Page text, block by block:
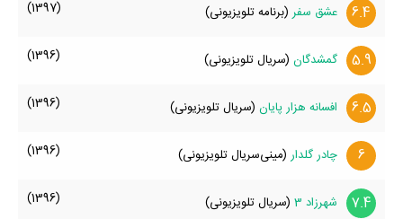
6.4 عشق سفر (برنامه تلویزیونی) (1397)
5.9 گمشدگان (سریال تلویزیونی) (1396)
6.5 افسانه هزار پایان (سریال تلویزیونی) (1396)
6 چادر گلدار (مینی‌سریال تلویزیونی) (1396)
7.4 شهرزاد 3 (سریال تلویزیونی) (1396)